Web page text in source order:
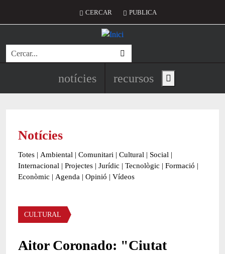
Menú del compte d'usuari
CERCAR PUBLICA
Cerca
Navegació principal de
notícies recursos Show main menu
Notícies
Totes | Ambiental | Comunitari | Cultural | Social |
Internacional | Projectes | Jurídic | Tecnològic | Formació |
Econòmic | Agenda | Opinió | Vídeos
Àmbit de la notícia
CULTURAL
Aitor Coronado: "Ciutat